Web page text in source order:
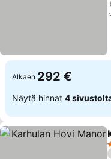
Alkaen 292 €
Näytä hinnat 4